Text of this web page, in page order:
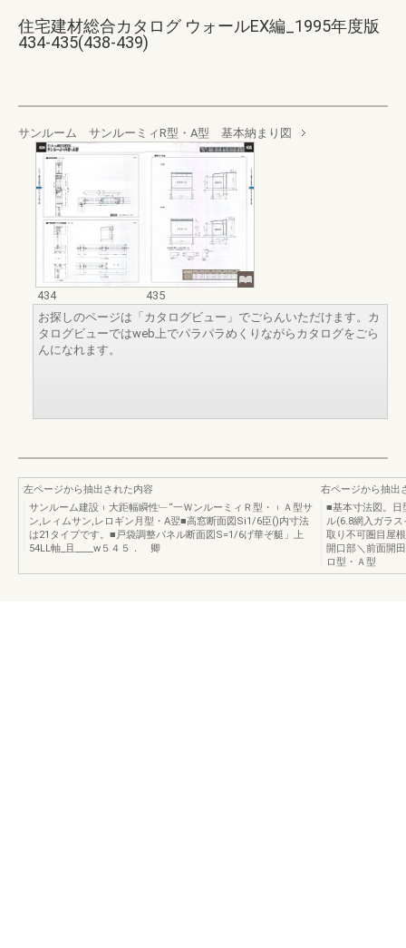
住宅建材総合カタログ ウォールEX編_1995年度版
434-435(438-439)
サンルーム サンルーミィR型・A型 基本納まり図
434
435
お探しのページは「カタログビュー」でごらんいただけます。カ
タログビューではweb上でパラパラめくりながらカタログをごら
んになれます。
左ページから抽出された内容
サンルーム建設︲大距幅瞬性﹂“一ＷンルーミィＲ型・︲Ａ型サ
ン,レィムサン,レロギン月型・A翌■高窓断面図Si1/6臣()内寸法
は21タイプです。■戸袋調整パネル断面図S=1/6げ華ぞ艇」上
54LL軸_且____w５４５． 卿
右ページから抽出
■基本寸法図。日
ル(6.8網入ガラ
取り不可圏目屋
開口部＼前面開
ロ型・Ａ型